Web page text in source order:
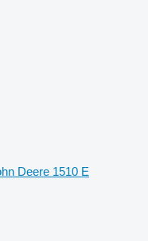
Deere 1510 E